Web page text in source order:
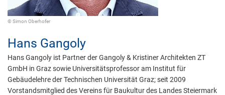
© Simon Oberhofer
Hans Gangoly
Hans Gangoly ist Partner der Gangoly & Kristiner Architekten ZT
GmbH in Graz sowie Universitätsprofessor am Institut für
Gebäudelehre der Technischen Universität Graz; seit 2009
Vorstandsmitglied des Vereins für Baukultur des Landes Steiermark